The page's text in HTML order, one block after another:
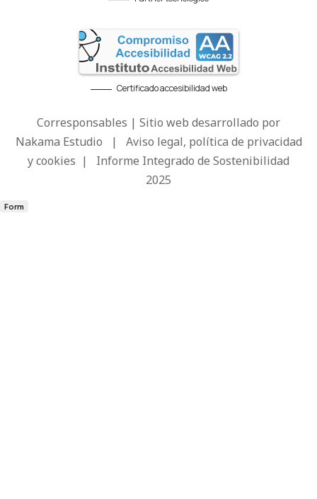
Certificado accesibilidad web
Corresponsables | Sitio web desarrollado por
Nakama Estudio | Aviso legal, política de privacidad
y cookies | Informe Integrado de Sostenibilidad
2025
Form